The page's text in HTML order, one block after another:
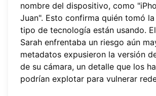
nombre del dispositivo, como
Juan". Esto confirma quién tomó
tipo de tecnología están usando.
Sarah enfrentaba un riesgo aún
metadatos expusieron la versión
de su cámara, un detalle que los
podrían explotar para vulnerar